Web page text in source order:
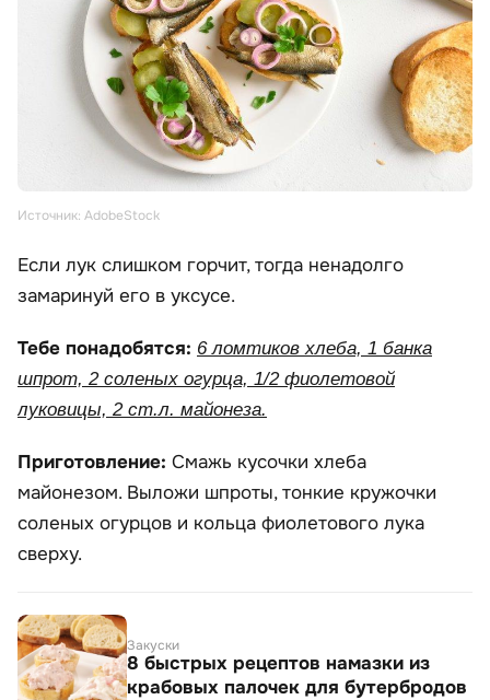
Источник: AdobeStock
Если лук слишком горчит, тогда ненадолго
замаринуй его в уксусе.
Тебе понадобятся: 6 ломтиков хлеба, 1 банка
шпрот, 2 соленых огурца, 1/2 фиолетовой
луковицы, 2 ст.л. майонеза.
Приготовление: Смажь кусочки хлеба
майонезом. Выложи шпроты, тонкие кружочки
соленых огурцов и кольца фиолетового лука
сверху.
Закуски
8 быстрых рецептов намазки из
крабовых палочек для бутербродов